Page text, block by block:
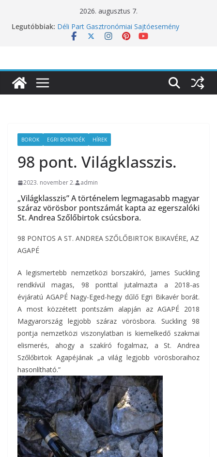
content
2026. augusztus 7.
Legutóbbiak: Déli Part Gasztronómiai Sajtóesemény
10 éves lett a Botanica: a világ legjobb
Budapest is csatlakozik a Perui Pisco Világnap
nemzetközi ünnepléséhez
BOROK EGRI BORVIDÉK HÍREK
98 pont. Világklasszis.
2023. november 2. admin
„Világklasszis” A történelem legmagasabb magyar
száraz vörösbor pontszámát kapta az egerszalóki
St. Andrea Szőlőbirtok csúcsbora.
98 PONTOS A ST. ANDREA SZŐLŐBIRTOK BIKAVÉRE, AZ
AGAPÉ
A legismertebb nemzetközi borszakíró, James Suckling
rendkívül magas, 98 ponttal jutalmazta a 2018-as
évjáratú AGAPÉ Nagy-Eged-hegy dűlő Egri Bikavér borát.
A most közzétett pontszám alapján az AGAPÉ 2018
Magyarország legjobb száraz vörösbora. Suckling 98
pontja nemzetközi viszonylatban is kiemelkedő szakmai
elismerés, ahogy a szakíró fogalmaz, a St. Andrea
Szőlőbirtok Agapéjának „a világ legjobb vörösboraihoz
hasonlítható.”